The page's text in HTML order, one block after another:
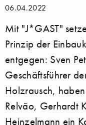
06.04.2022
Mit "J*GAST"
Prinzip der
entgegen: Sven
Geschäftsführer
Holzrausch,
Relvão, Gerhardt
Heinzelmann ein